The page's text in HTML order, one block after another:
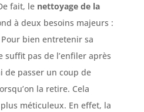
fait, le nettoyage de la
à deux besoins majeurs :
bien entretenir sa
suffit pas de l’enfiler après
de passer un coup de
la retire. Cela
méticuleux. En effet, la